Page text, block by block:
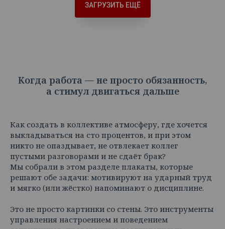
ЗАГРУЗИТЬ ЕЩЁ
Когда работа — не просто обязанность,
а стимул двигаться дальше
Как создать в коллективе атмосферу, где хочется
выкладываться на сто процентов, и при этом
никто не опаздывает, не отвлекает коллег
пустыми разговорами и не сдаёт брак?
Мы собрали в этом разделе плакаты, которые
решают обе задачи: мотивируют на ударный труд
и мягко (или жёстко) напоминают о дисциплине.
Это не просто картинки со стены. Это инструменты
управления настроением и поведением